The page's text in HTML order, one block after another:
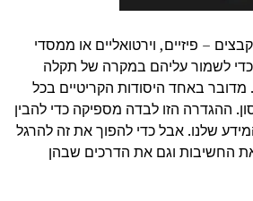
– פיזיים, וירטואליים או ממסדי
כדי לשמור עליהם במקרה של תקלה
באחד היסודות הקריטיים בכל
ההגדרה הזו לבדה מספיקה כדי להבין
שלנו. אבל כדי להפוך את זה להרגל
החשיבות וגם את הדרכים שבהן